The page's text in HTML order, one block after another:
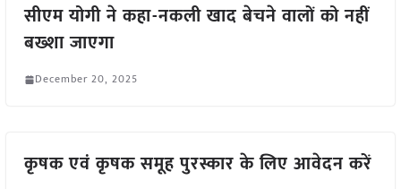
सीएम योगी ने कहा-नकली खाद बेचने वालों को नहीं
बख्शा जाएगा
December 20, 2025
कृषक एवं कृषक समूह पुरस्कार के लिए आवेदन करें